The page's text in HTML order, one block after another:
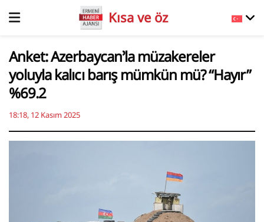
Kısa ve öz
Anket: Azerbaycan’la müzakereler
yoluyla kalıcı barış mümkün mü? “Hayır”
%69.2
18:18, 12 Kasım 2025